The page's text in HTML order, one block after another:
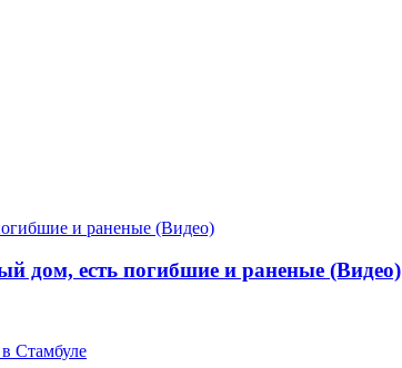
дом, есть погибшие и раненые (Видео)